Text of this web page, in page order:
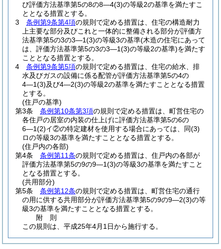
び評価方法基準第5の8の8―4(3)の等級2の基準を満たすこ
ととなる措置とする。
3
条例第9条第4項の規則で定める措置は、住宅の構造耐力
上主要な部分及びこれと一体的に整備される部分が評価方
法基準第5の3の3―1(3)の等級3の基準(木造の住宅にあって
は、評価方法基準第5の3の3―1(3)の等級2の基準)を満たす
こととなる措置とする。
4
条例第9条第5項の規則で定める措置は、住宅の給水、排
水及びガスの設備に係る配管が評価方法基準第5の4の
4―1(3)及び4―2(3)の等級2の基準を満たすこととなる措置
とする。
(住戸の基準)
第3条
条例第10条第3項の規則で定める措置は、町営住宅の
各住戸の居室の内装の仕上げに評価方法基準第5の6の
6―1(2)イ②の特定建材を使用する場合にあっては、同(3)
ロの等級3の基準を満たすこととなる措置とする。
(住戸内の各部)
第4条
条例第11条の規則で定める措置は、住戸内の各部が
評価方法基準第5の9の9―1(3)の等級3の基準を満たすこと
となる措置とする。
(共用部分)
第5条
条例第12条の規則で定める措置は、町営住宅の通行
の用に供する共用部分が評価方法基準第5の9の9―2(3)の等
級3の基準を満たすこととなる措置とする。
附 則
この規則は、平成25年4月1日から施行する。